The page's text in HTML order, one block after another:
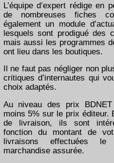
L’équipe d’expert rédige en
de nombreuses fiches
également un module
lesquels sont prodigué des
mais aussi les programmes
ont lieu dans les boutiques.
Il ne faut pas négliger non
critiques d’internautes qui
choix adaptés.
Au niveau des prix
moins 5% sur le prix éditeur.
de livraison, ils sont
fonction du montant de
livraisons effectuées
marchandise assurée.